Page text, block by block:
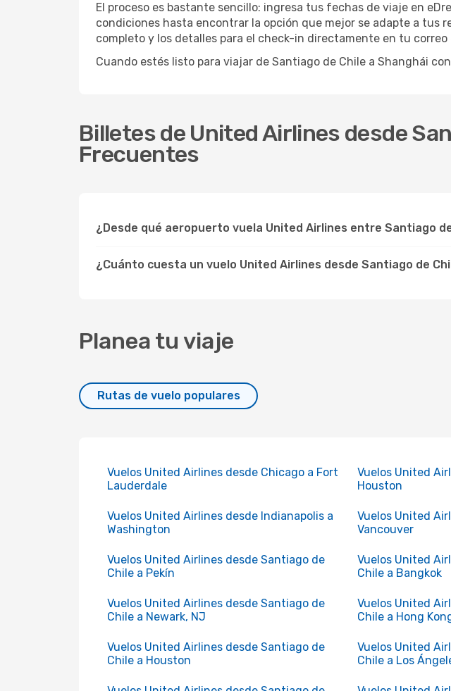
El proceso es bastante sencillo: ingresa tus fechas de viaje en
condiciones hasta encontrar la opción que mejor se adapte a tus
completo y los detalles para el check-in directamente en tu correo
Cuando estés listo para viajar de Santiago de Chile a Shanghái
Billetes de United Airlines desde
Frecuentes
¿Desde qué aeropuerto vuela United Airlines entre Santiago
¿Cuánto cuesta un vuelo United Airlines desde Santiago de
Planea tu viaje
Rutas de vuelo populares
Vuelos United Airlines desde Chicago a Fort
Lauderdale
Vuelos United
Houston
Vuelos United Airlines desde Indianapolis a
Washington
Vuelos United
Vancouver
Vuelos United Airlines desde Santiago de
Chile a Pekín
Vuelos United
Chile a Bangkok
Vuelos United Airlines desde Santiago de
Chile a Newark, NJ
Vuelos United
Chile a Hong
Vuelos United Airlines desde Santiago de
Chile a Houston
Vuelos United
Chile a Los